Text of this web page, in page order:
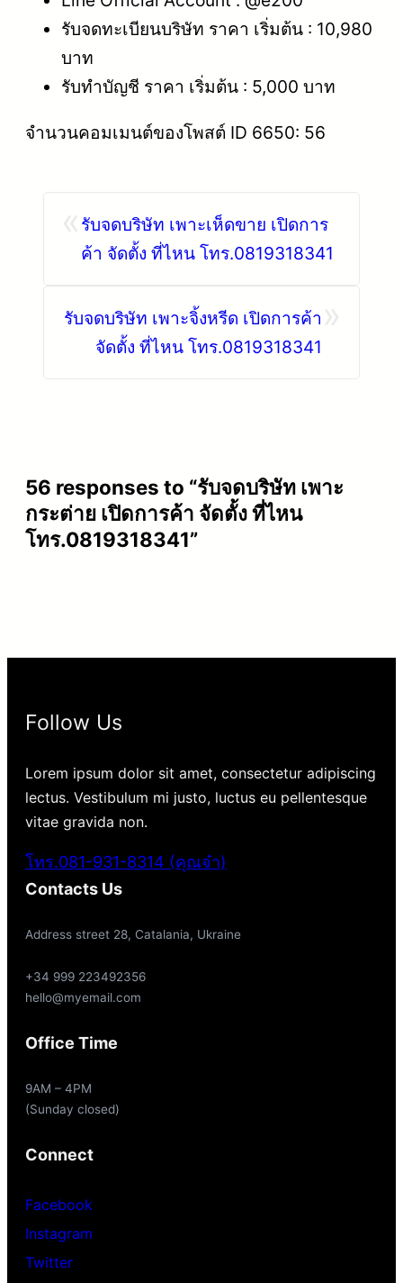
รับจดทะเบียนบริษัท ราคา เริ่มต้น : 10,980
บาท
รับทำบัญชี ราคา เริ่มต้น : 5,000 บาท
จำนวนคอมเมนต์ของโพสต์ ID 6650: 56
รับจดบริษัท เพาะเห็ดขาย เปิดการ
ค้า จัดตั้ง ที่ไหน โทร.0819318341
รับจดบริษัท เพาะจิ้งหรีด เปิดการค้า
จัดตั้ง ที่ไหน โทร.0819318341
56 responses to “รับจดบริษัท เพาะ
กระต่าย เปิดการค้า จัดตั้ง ที่ไหน
โทร.0819318341”
Follow Us
Lorem ipsum dolor sit amet, consectetur adipiscing
lectus. Vestibulum mi justo, luctus eu pellentesque
vitae gravida non.
โทร.081-931-8314 (คุณจ๋า)
Contacts Us
Address street 28, Catalania, Ukraine
+34 999 223492356
hello@myemail.com
Office Time
9AM – 4PM
(Sunday closed)
Connect
Facebook
Instagram
Twitter